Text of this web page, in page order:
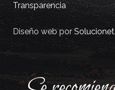
Transparencia
Diseño web por